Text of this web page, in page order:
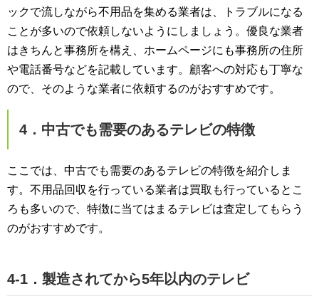
ックで流しながら不用品を集める業者は、トラブルになる
ことが多いので依頼しないようにしましょう。優良な業者
はきちんと事務所を構え、ホームページにも事務所の住所
や電話番号などを記載しています。顧客への対応も丁寧な
ので、そのような業者に依頼するのがおすすめです。
4．中古でも需要のあるテレビの特徴
ここでは、中古でも需要のあるテレビの特徴を紹介しま
す。不用品回収を行っている業者は買取も行っているとこ
ろも多いので、特徴に当てはまるテレビは査定してもらう
のがおすすめです。
4-1．製造されてから5年以内のテレビ